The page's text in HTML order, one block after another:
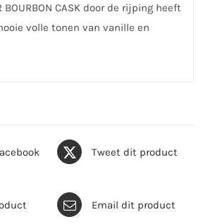
BOURBON CASK door de rijping heeft
volle tonen van vanille en
Tweet dit product
Email dit product